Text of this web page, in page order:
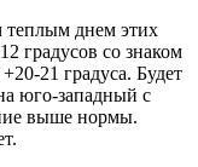
теплым днем этих
градусов со знаком
21 градуса. Будет
юго-западный с
выше нормы.